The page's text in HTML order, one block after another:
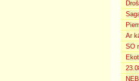
Ar
SO